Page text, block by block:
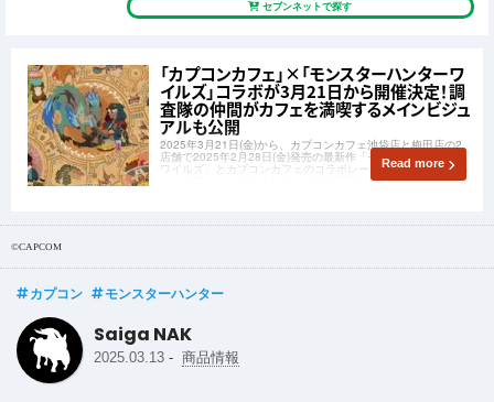
セブンネットで探す
「カプコンカフェ」×「モンスターハンターワ
イルズ」コラボが3月21日から開催決定！調
査隊の仲間がカフェを満喫するメインビジュ
アルも公開
2025年3月21日(金)から、カプコンカフェ池袋店と梅田店の2
店舗で2025年2月28日(金)発売の最新作「モンスターハンター
ワイルズ」とカプコンカフェのコラボレーションが開催される
ことが明らかになりました。コラボ実施に先駆けてメインビジ
Read more
©CAPCOM
カプコン モンスターハンター
Saiga NAK
2025.03.13 - 商品情報